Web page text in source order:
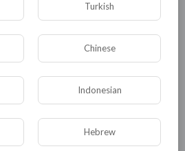
нет
Turkish
Chinese
Indonesian
Hebrew